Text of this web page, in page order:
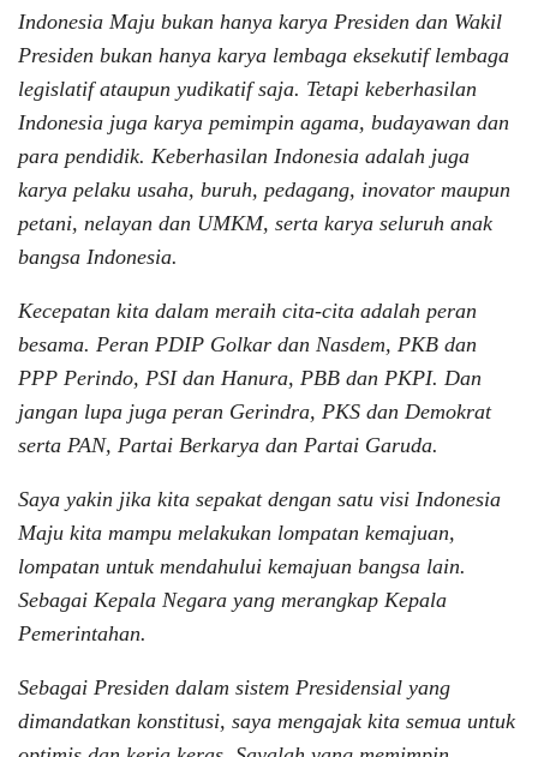
Indonesia Maju bukan hanya karya Presiden dan Wakil
Presiden bukan hanya karya lembaga eksekutif lembaga
legislatif ataupun yudikatif saja. Tetapi keberhasilan
Indonesia juga karya pemimpin agama, budayawan dan
para pendidik. Keberhasilan Indonesia adalah juga
karya pelaku usaha, buruh, pedagang, inovator maupun
petani, nelayan dan UMKM, serta karya seluruh anak
bangsa Indonesia.
Kecepatan kita dalam meraih cita-cita adalah peran
besama. Peran PDIP Golkar dan Nasdem, PKB dan
PPP Perindo, PSI dan Hanura, PBB dan PKPI. Dan
jangan lupa juga peran Gerindra, PKS dan Demokrat
serta PAN, Partai Berkarya dan Partai Garuda.
Saya yakin jika kita sepakat dengan satu visi Indonesia
Maju kita mampu melakukan lompatan kemajuan,
lompatan untuk mendahului kemajuan bangsa lain.
Sebagai Kepala Negara yang merangkap Kepala
Pemerintahan.
Sebagai Presiden dalam sistem Presidensial yang
dimandatkan konstitusi, saya mengajak kita semua untuk